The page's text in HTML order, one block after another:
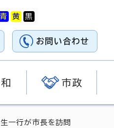
お問い合わせ
市政
一行が市長を訪問